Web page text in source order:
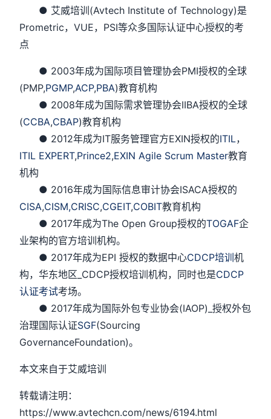
● 艾威培训(Avtech Institute of Technology)是
Prometric，VUE，PSI等众多国际认证中心授权的考
点
● 2003年成为国际项目管理协会PMI授权的全球
(PMP,PGMP,ACP,PBA)教育机构
● 2008年成为国际需求管理协会IIBA授权的全球
(CCBA,CBAP)教育机构
● 2012年成为IT服务管理官方EXIN授权的ITIL，
ITIL EXPERT,Prince2,EXIN Agile Scrum Master教育
机构
● 2016年成为国际信息审计协会ISACA授权的
CISA,CISM,CRISC,CGEIT,COBIT教育机构
● 2017年成为The Open Group授权的TOGAF企
业架构的官方培训机构。
● 2017年成为EPI 授权的数据中心CDCP培训机
构，华东地区_CDCP授权培训机构，同时也是CDCP
认证考试考场。
● 2017年成为国际外包专业协会(IAOP)_授权外包
治理国际认证SGF(Sourcing
GovernanceFoundation)。
本文来自于艾威培训
转载请注明：
https://www.avtechcn.com/news/6194.html